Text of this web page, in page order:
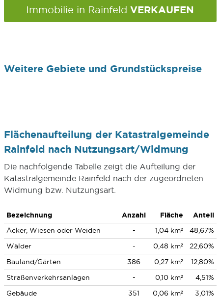
Immobilie in Rainfeld VERKAUFEN
Weitere Gebiete und Grundstückspreise
Flächenaufteilung der Katastralgemeinde
Rainfeld nach Nutzungsart/Widmung
Die nachfolgende Tabelle zeigt die Aufteilung der
Katastralgemeinde Rainfeld nach der zugeordneten
Widmung bzw. Nutzungsart.
Bezeichnung Anzahl Fläche
Anteil
Äcker, Wiesen oder Weiden
- 1,04 km²
48,67%
Wälder
- 0,48 km²
22,60%
Bauland/Gärten
386 0,27 km²
12,80%
Straßenverkehrsanlagen
- 0,10 km²
4,51%
Gebäude
351 0,06 km² 3,01%